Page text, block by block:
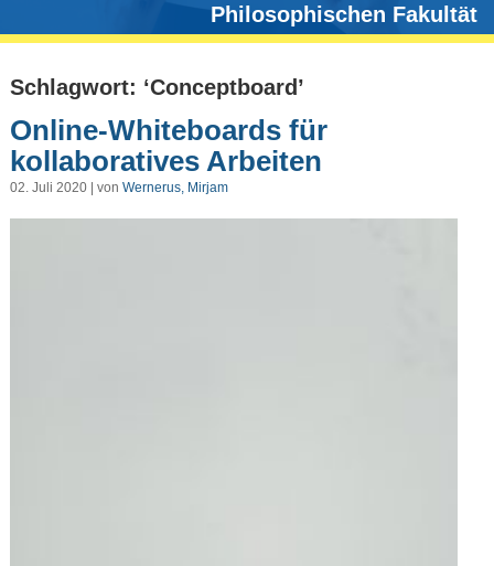
Philosophischen Fakultät
Schlagwort: ‘Conceptboard’
Online-Whiteboards für
kollaboratives Arbeiten
02. Juli 2020 | von Wernerus, Mirjam